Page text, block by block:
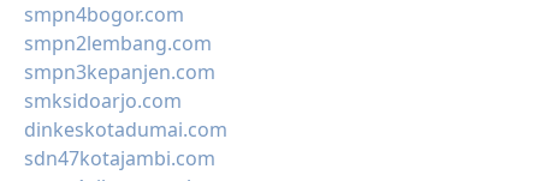
smpn4bogor.com
smpn2lembang.com
smpn3kepanjen.com
smksidoarjo.com
dinkeskotadumai.com
sdn47kotajambi.com